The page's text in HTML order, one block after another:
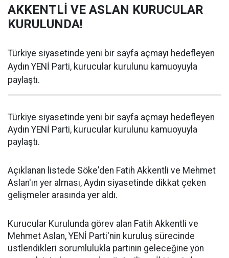
AKKENTLİ VE ASLAN KURUCULAR
KURULUNDA!
Türkiye siyasetinde yeni bir sayfa açmayı hedefleyen
Aydın YENİ Parti, kurucular kurulunu kamuoyuyla
paylaştı.
Türkiye siyasetinde yeni bir sayfa açmayı hedefleyen
Aydın YENİ Parti, kurucular kurulunu kamuoyuyla
paylaştı.
Açıklanan listede Söke'den Fatih Akkentli ve Mehmet
Aslan'ın yer alması, Aydın siyasetinde dikkat çeken
gelişmeler arasında yer aldı.
Kurucular Kurulunda görev alan Fatih Akkentli ve
Mehmet Aslan, YENİ Parti'nin kuruluş sürecinde
üstlendikleri sorumlulukla partinin geleceğine yön